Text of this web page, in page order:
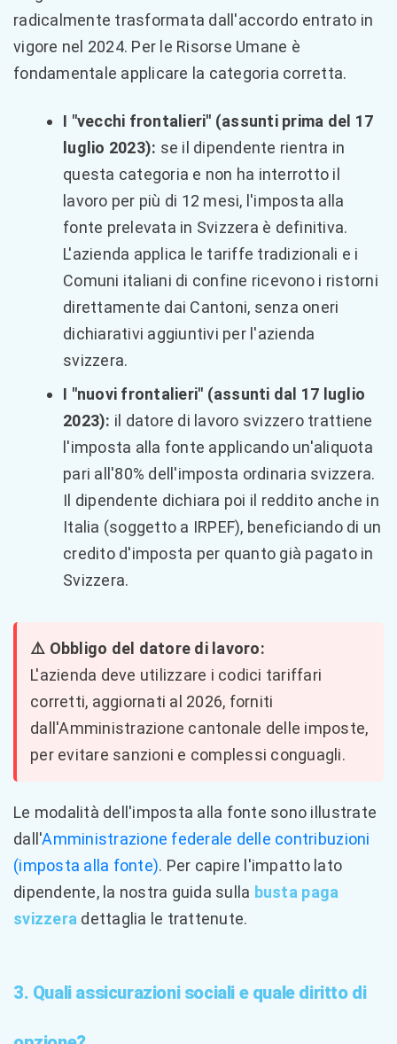
radicalmente trasformata dall'accordo entrato in
vigore nel 2024. Per le Risorse Umane è
fondamentale applicare la categoria corretta.
I "vecchi frontalieri" (assunti prima del 17
luglio 2023): se il dipendente rientra in
questa categoria e non ha interrotto il
lavoro per più di 12 mesi, l'imposta alla
fonte prelevata in Svizzera è definitiva.
L'azienda applica le tariffe tradizionali e i
Comuni italiani di confine ricevono i ristorni
direttamente dai Cantoni, senza oneri
dichiarativi aggiuntivi per l'azienda
svizzera.
I "nuovi frontalieri" (assunti dal 17 luglio
2023): il datore di lavoro svizzero trattiene
l'imposta alla fonte applicando un'aliquota
pari all'80% dell'imposta ordinaria svizzera.
Il dipendente dichiara poi il reddito anche in
Italia (soggetto a IRPEF), beneficiando di un
credito d'imposta per quanto già pagato in
Svizzera.
⚠️ Obbligo del datore di lavoro:
L'azienda deve utilizzare i codici tariffari
corretti, aggiornati al 2026, forniti
dall'Amministrazione cantonale delle imposte,
per evitare sanzioni e complessi conguagli.
Le modalità dell'imposta alla fonte sono illustrate
dall'Amministrazione federale delle contribuzioni
(imposta alla fonte). Per capire l'impatto lato
dipendente, la nostra guida sulla busta paga
svizzera dettaglia le trattenute.
3. Quali assicurazioni sociali e quale diritto di